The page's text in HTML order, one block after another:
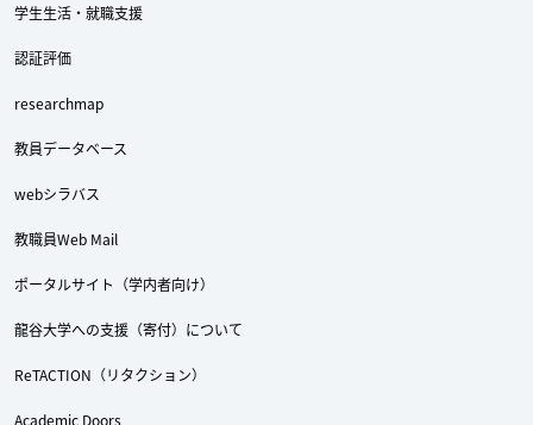
学生生活・就職支援
認証評価
researchmap
教員データベース
webシラバス
教職員Web Mail
ポータルサイト（学内者向け）
龍谷大学への支援（寄付）について
ReTACTION（リタクション）
Academic Doors